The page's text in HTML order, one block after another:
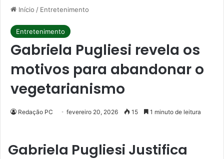
Início / Entretenimento
Entretenimento
Gabriela Pugliesi revela os
motivos para abandonar o
vegetarianismo
Redação PC fevereiro 20, 2026 15 1 minuto de leitura
Gabriela Pugliesi Justifica